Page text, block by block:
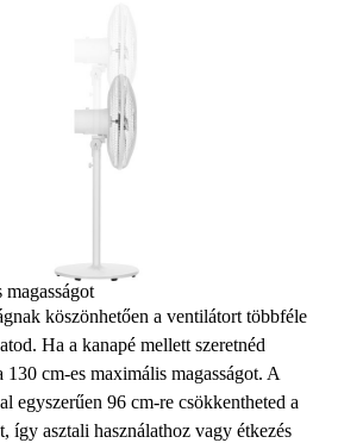
köszönhetően a ventilátort többféle
Ha a kanapé mellett szeretnéd
130 cm-es maximális magasságot. A
egyszerűen 96 cm-re csökkentheted a
így asztali használathoz vagy étkezés